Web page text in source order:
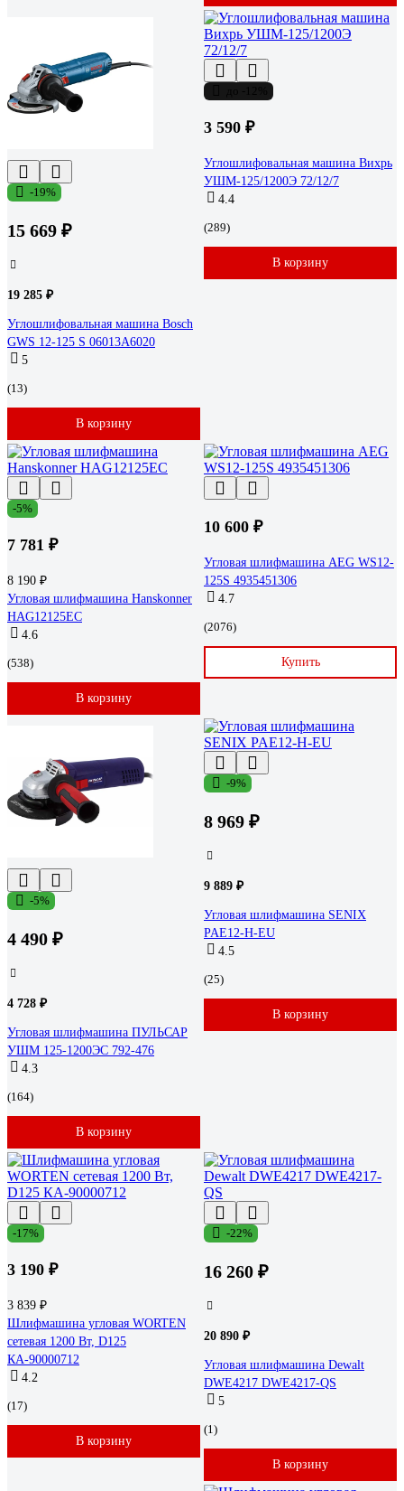
-19%
15 669 ₽
19 285 ₽
Углошлифовальная машина Bosch
GWS 12-125 S 06013A6020
5
(13)
В корзину
3 590 ₽
Углошлифовальная машина Вихрь
УШМ-125/1200Э 72/12/7
4.4
(289)
В корзину
-5%
7 781 ₽
8 190 ₽
Угловая шлифмашина Hanskonner
HAG12125EC
4.6
(538)
В корзину
10 600 ₽
Угловая шлифмашина AEG WS12-
125S 4935451306
4.7
(2076)
Купить
-5%
4 490 ₽
4 728 ₽
Угловая шлифмашина ПУЛЬСАР
УШМ 125-1200ЭС 792-476
4.3
(164)
В корзину
-9%
8 969 ₽
9 889 ₽
Угловая шлифмашина SENIX
PAE12-H-EU
4.5
(25)
В корзину
-17%
3 190 ₽
3 839 ₽
Шлифмашина угловая WORTEN
сетевая 1200 Вт, D125
КА-90000712
4.2
(17)
В корзину
-22%
16 260 ₽
20 890 ₽
Угловая шлифмашина Dewalt
DWE4217 DWE4217-QS
5
(1)
В корзину